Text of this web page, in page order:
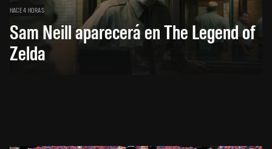
HACE 4 HORAS
Sam Neill aparecerá en The Legend of
Zelda